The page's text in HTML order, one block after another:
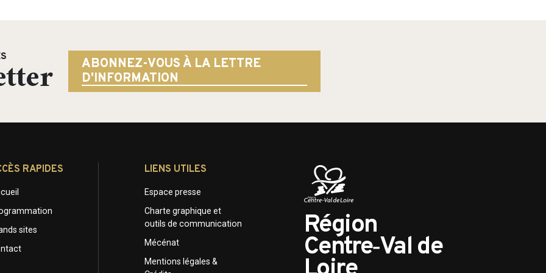
ABONNEZ-VOUS À LA LETTRE
D'INFORMATION
RAPIDES
sites
LIENS UTILES
Espace presse
Charte graphique et
outils de communication
Mécénat
Mentions légales &
Région
Centre‑Val de